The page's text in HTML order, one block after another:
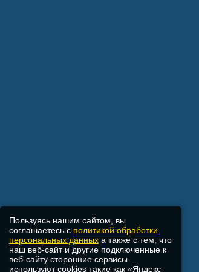
Пользуясь нашим сайтом, вы
соглашаетесь с политикой обработки
персональных данных а также с тем, что
наш веб-сайт и другие подключенные к
веб-сайту сторонние сервисы
используют cookies такие как «Яндекс